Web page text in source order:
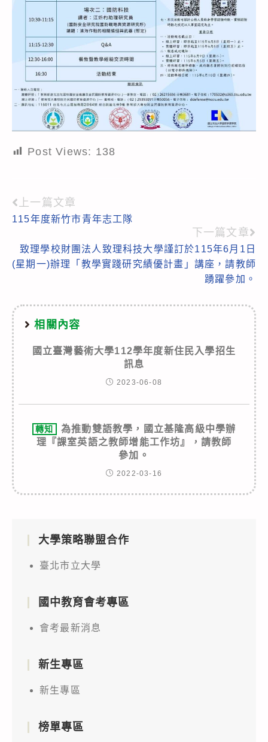
Post Views: 138
Read
more
articles
上一篇文章
115年度新竹市青年志工隊
下一篇文章
致理學校財團法人致理科技大學謹訂於115年6月1日
(星期一)辦理「教學實踐研究績優計畫」講座，請教師
踴躍參加。
相關內容
國立臺灣藝術大學112學年度新住民入學招生
訊息
2023-06-08
轉知
為推動雙語教學，國立基隆高級中學辦
理『課室英語之教師增能工作坊』，請教師
參加。
2022-03-16
大學策略聯盟合作
臺北市立大學
國中教育會考專區
會考最新消息
新生專區
新生專區
榜單專區